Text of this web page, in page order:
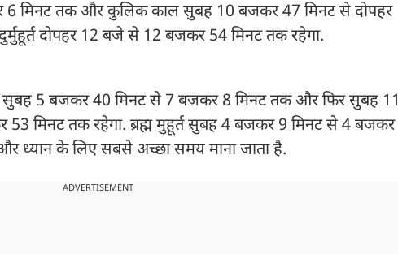
मिनट तक और कुलिक काल सुबह 10 बजकर 47 मिनट से दोपहर
दोपहर 12 बजे से 12 बजकर 54 मिनट तक रहेगा.
5 बजकर 40 मिनट से 7 बजकर 8 मिनट तक और फिर सुबह 11
मिनट तक रहेगा. ब्रह्म मुहूर्त सुबह 4 बजकर 9 मिनट से 4 बजकर
ध्यान के लिए सबसे अच्छा समय माना जाता है.
ADVERTISEMENT